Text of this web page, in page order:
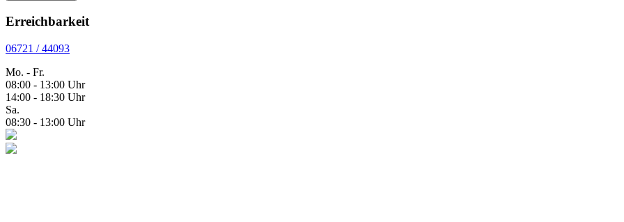
Erreichbarkeit
06721 / 44093
Mo. - Fr.
08:00 - 13:00 Uhr
14:00 - 18:30 Uhr
Sa.
08:30 - 13:00 Uhr